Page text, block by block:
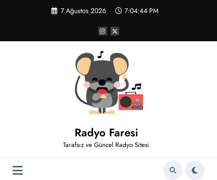
7 Ağustos 2026 7:04:44 PM
Radyo Faresi
Tarafsız ve Güncel Radyo Sitesi